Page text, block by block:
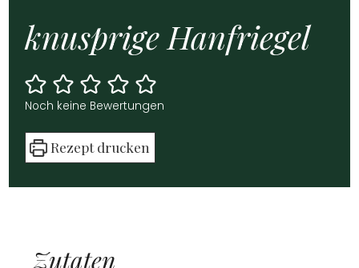
knusp­ri­ge Han­frie­gel
Noch kei­ne Bewer­tun­gen
Rezept dru­cken
Zuta­ten